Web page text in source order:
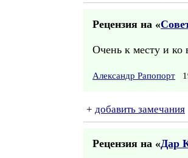
Рецензия на «
Очень к месту и
Александр Рапопорт
+ добавить замечания
Рецензия на «Дар